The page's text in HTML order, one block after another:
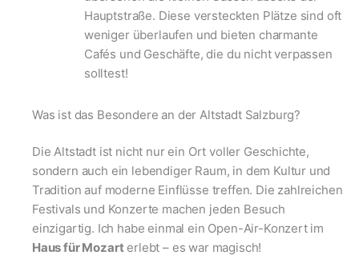
Hauptstraße. Diese versteckten Plätze sind oft
weniger überlaufen und bieten charmante
Cafés und Geschäfte, die du nicht verpassen
solltest!
Was ist das Besondere an der Altstadt Salzburg?
Die Altstadt ist nicht nur ein Ort voller Geschichte,
sondern auch ein lebendiger Raum, in dem Kultur und
Tradition auf moderne Einflüsse treffen. Die zahlreichen
Festivals und Konzerte machen jeden Besuch
einzigartig. Ich habe einmal ein Open-Air-Konzert im
Haus für Mozarterlebt – es war magisch!